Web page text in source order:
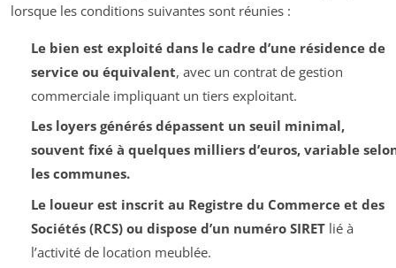
lorsque les conditions suivantes sont réunies :
Le bien est exploité dans le cadre d’une résidence de
service ou équivalent, avec un contrat de gestion
commerciale impliquant un tiers exploitant.
Les loyers générés dépassent un seuil minimal,
souvent fixé à quelques milliers d’euros, variable
les communes.
Le loueur est inscrit au Registre du Commerce et des
Sociétés (RCS) ou dispose d’un numéro SIRETlié à
l’activité de location meublée.